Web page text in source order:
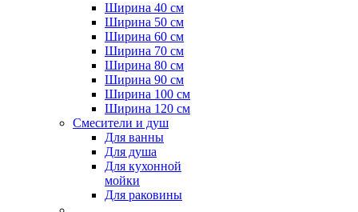
Ширина 40 см
Ширина 50 см
Ширина 60 см
Ширина 70 см
Ширина 80 см
Ширина 90 см
Ширина 100 см
Ширина 120 см
Смесители и душ
Для ванны
Для душа
Для кухонной
мойки
Для раковины